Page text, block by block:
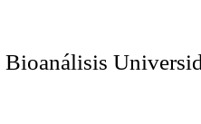
Bioanálisis